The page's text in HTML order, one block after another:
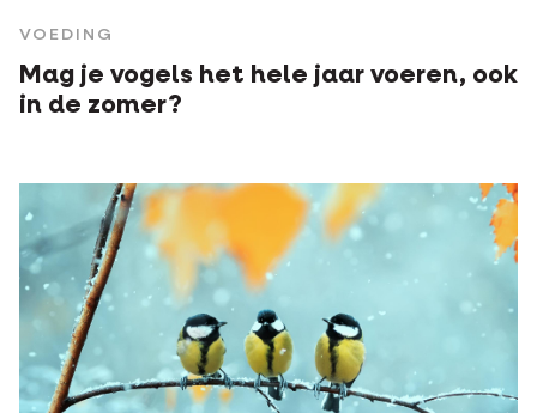
VOEDING
Mag je vogels het hele jaar voeren, ook
in de zomer?